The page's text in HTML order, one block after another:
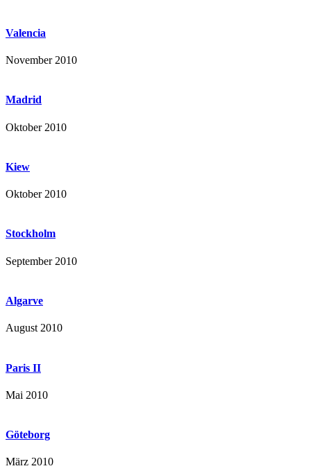
Valencia
November 2010
Madrid
Oktober 2010
Kiew
Oktober 2010
Stockholm
September 2010
Algarve
August 2010
Paris II
Mai 2010
Göteborg
März 2010